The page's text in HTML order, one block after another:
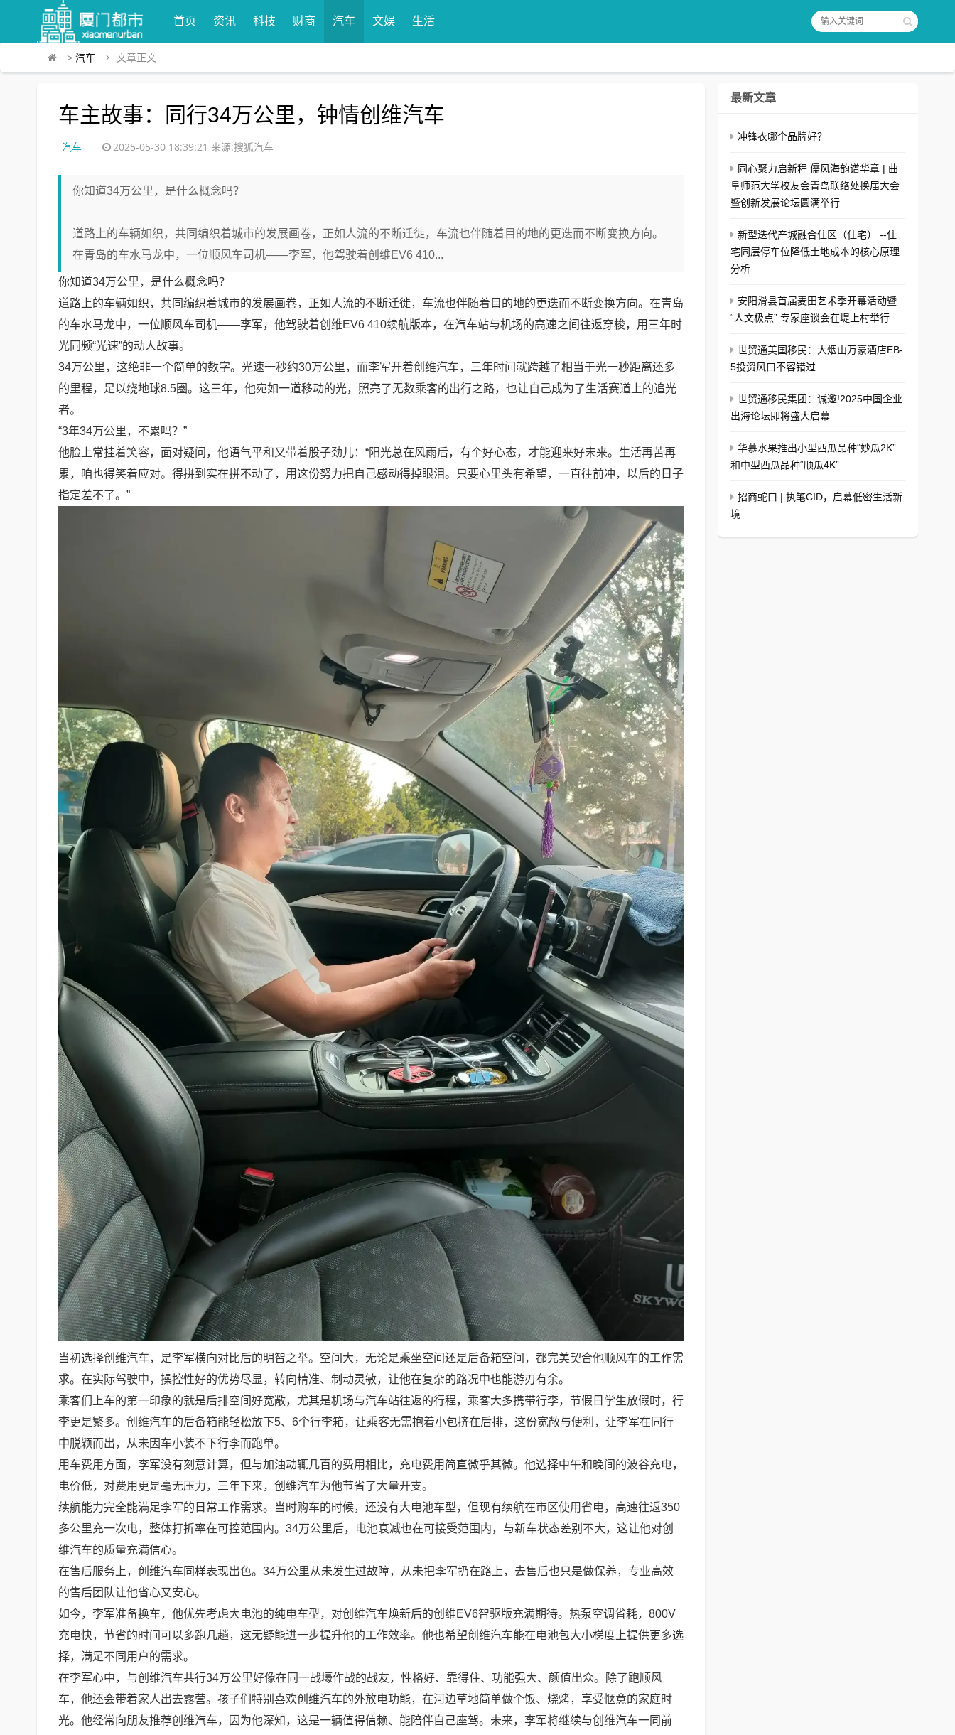
首页 资讯 科技 财商 汽车 文娱 生活
> 汽车 文章正文
车主故事：同行34万公里，钟情创维汽车
汽车 2025-05-30 18:39:21 来源:搜狐汽车
你知道34万公里，是什么概念吗？
道路上的车辆如织，共同编织着城市的发展画卷，正如人流的不断迁徙，车流也伴随着目的地的更迭而不断变换方向。
在青岛的车水马龙中，一位顺风车司机——李军，他驾驶着创维EV6 410...
你知道34万公里，是什么概念吗？
道路上的车辆如织，共同编织着城市的发展画卷，正如人流的不断迁徙，车流也伴随着目的地的更迭而不断变换方向。在青岛
的车水马龙中，一位顺风车司机——李军，他驾驶着创维EV6 410续航版本，在汽车站与机场的高速之间往返穿梭，用三年时
光同频“光速”的动人故事。
34万公里，这绝非一个简单的数字。光速一秒约30万公里，而李军开着创维汽车，三年时间就跨越了相当于光一秒距离还多
的里程，足以绕地球8.5圈。这三年，他宛如一道移动的光，照亮了无数乘客的出行之路，也让自己成为了生活赛道上的追光
者。
“3年34万公里，不累吗？”
他脸上常挂着笑容，面对疑问，他语气平和又带着股子劲儿：“阳光总在风雨后，有个好心态，才能迎来好未来。生活再苦再
累，咱也得笑着应对。得拼到实在拼不动了，用这份努力把自己感动得掉眼泪。只要心里头有希望，一直往前冲，以后的日子
指定差不了。”
当初选择创维汽车，是李军横向对比后的明智之举。空间大，无论是乘坐空间还是后备箱空间，都完美契合他顺风车的工作需
求。在实际驾驶中，操控性好的优势尽显，转向精准、制动灵敏，让他在复杂的路况中也能游刃有余。
乘客们上车的第一印象的就是后排空间好宽敞，尤其是机场与汽车站往返的行程，乘客大多携带行李，节假日学生放假时，行
李更是繁多。创维汽车的后备箱能轻松放下5、6个行李箱，让乘客无需抱着小包挤在后排，这份宽敞与便利，让李军在同行
中脱颖而出，从未因车小装不下行李而跑单。
用车费用方面，李军没有刻意计算，但与加油动辄几百的费用相比，充电费用简直微乎其微。他选择中午和晚间的波谷充电，
电价低，对费用更是毫无压力，三年下来，创维汽车为他节省了大量开支。
续航能力完全能满足李军的日常工作需求。当时购车的时候，还没有大电池车型，但现有续航在市区使用省电，高速往返350
多公里充一次电，整体打折率在可控范围内。34万公里后，电池衰减也在可接受范围内，与新车状态差别不大，这让他对创
维汽车的质量充满信心。
在售后服务上，创维汽车同样表现出色。34万公里从未发生过故障，从未把李军扔在路上，去售后也只是做保养，专业高效
的售后团队让他省心又安心。
如今，李军准备换车，他优先考虑大电池的纯电车型，对创维汽车焕新后的创维EV6智驱版充满期待。热泵空调省耗，800V
充电快，节省的时间可以多跑几趟，这无疑能进一步提升他的工作效率。他也希望创维汽车能在电池包大小梯度上提供更多选
择，满足不同用户的需求。
在李军心中，与创维汽车共行34万公里好像在同一战壕作战的战友，性格好、靠得住、功能强大、颜值出众。除了跑顺风
车，他还会带着家人出去露营。孩子们特别喜欢创维汽车的外放电功能，在河边草地简单做个饭、烧烤，享受惬意的家庭时
光。他经常向朋友推荐创维汽车，因为他深知，这是一辆值得信赖、能陪伴自己座驾。未来，李军将继续与创维汽车一同前
最新文章
冲锋衣哪个品牌好？
同心聚力启新程 儒风海韵谱华章 | 曲
阜师范大学校友会青岛联络处换届大会
暨创新发展论坛圆满举行
新型迭代产城融合住区（住宅） --住
宅同层停车位降低土地成本的核心原理
分析
安阳滑县首届麦田艺术季开幕活动暨
“人文极点” 专家座谈会在堤上村举行
世贸通美国移民：大烟山万豪酒店EB-
5投资风口不容错过
世贸通移民集团：诚邀!2025中国企业
出海论坛即将盛大启幕
华慕水果推出小型西瓜品种“妙瓜2K”
和中型西瓜品种“顺瓜4K”
招商蛇口 | 执笔CID，启幕低密生活新
境